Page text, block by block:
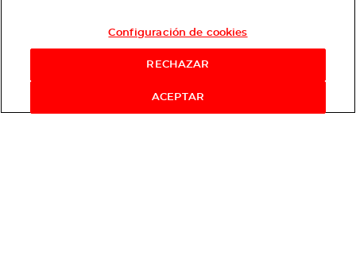
Configuración de cookies
RECHAZAR
ACEPTAR